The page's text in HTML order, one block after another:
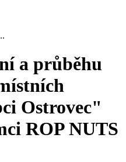
a průběhu
Ostrovec"
ROP NUTS